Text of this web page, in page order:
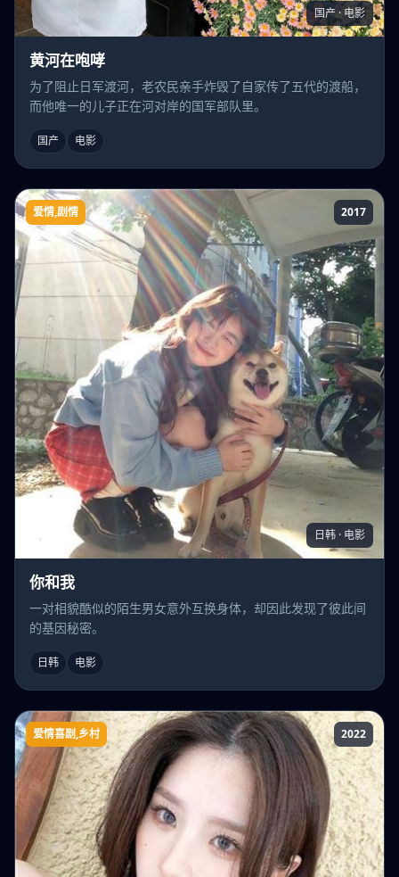
国产 · 电影
黄河在咆哮
为了阻止日军渡河，老农民亲手炸毁了自家传了五代的渡船，
而他唯一的儿子正在河对岸的国军部队里。
国产 电影
你和我
爱情,剧情 2017
日韩 · 电影
你和我
一对相貌酷似的陌生男女意外互换身体，却因此发现了彼此间
的基因秘密。
日韩 电影
坐着面包车嫁乡村
爱情喜剧,乡村 2022